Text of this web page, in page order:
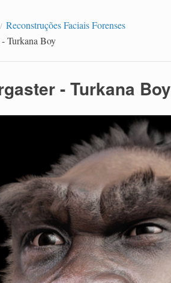
Reconstruções Faciais Forenses
Turkana Boy
- Turkana Boy